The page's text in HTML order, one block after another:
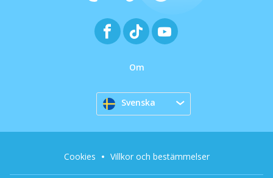
Om
Svenska
Cookies Villkor och bestämmelser